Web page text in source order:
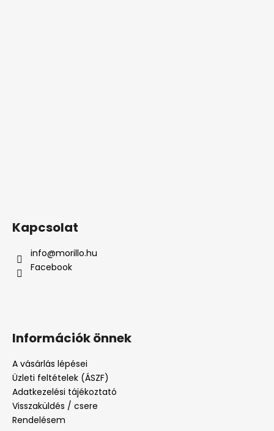
Kapcsolat
info@morillo.hu
Facebook
Információk önnek
A vásárlás lépései
Üzleti feltételek (ÁSZF)
Adatkezelési tájékoztató
Visszaküldés / csere
Rendelésem